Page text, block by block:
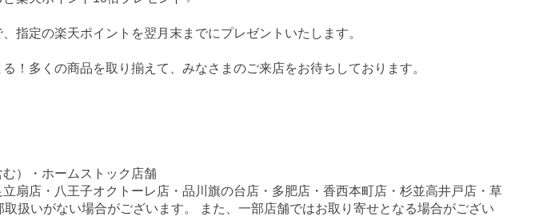
指定の楽天ポイントを翌月末までにプレゼントいたします。
！多くの商品を取り揃えて、みなさまのご来店をお待ちしております。
）・ホームストック店舗
扇店・八王子オクトーレ店・品川旗の台店・多肥店・香西本町店・杉並高井戸店・草
扱いがない場合がございます。 また、一部店舗ではお取り寄せとなる場合がござい